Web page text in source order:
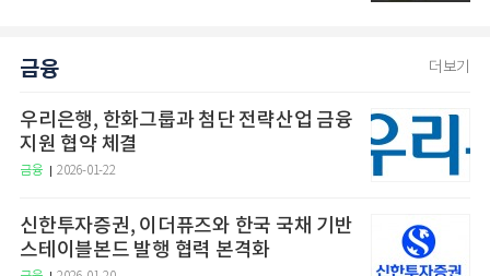
금융 더보기
우리은행, 한화그룹과 첨단 전략산업 금융
지원 협약 체결
금융 2026-01-22
신한투자증권, 이더퓨즈와 한국 국채 기반
스테이블본드 발행 협력 본격화